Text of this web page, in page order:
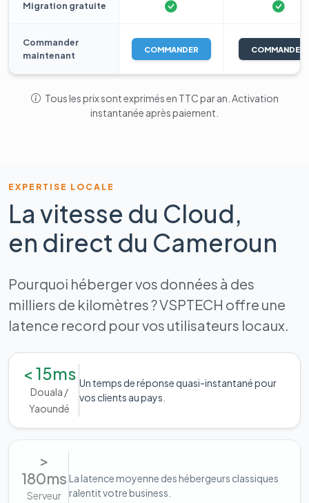
Migration gratuite
Commander
maintenant
COMMANDER COMMANDER
Tous les prix sont exprimés en TTC par an. Activation
instantanée après paiement.
EXPERTISE LOCALE
La vitesse du Cloud,
en direct du Cameroun
Pourquoi héberger vos données à des
milliers de kilomètres ? VSPTECH offre une
latence record pour vos utilisateurs locaux.
< 15ms
Douala /
Yaoundé
Un temps de réponse quasi-instantané pour
vos clients au pays.
>
180ms
Serveur
La latence moyenne des hébergeurs classiques
ralentit votre business.